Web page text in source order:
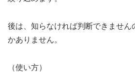
後は、知らなければ判断できません
かありません。
（使い方）